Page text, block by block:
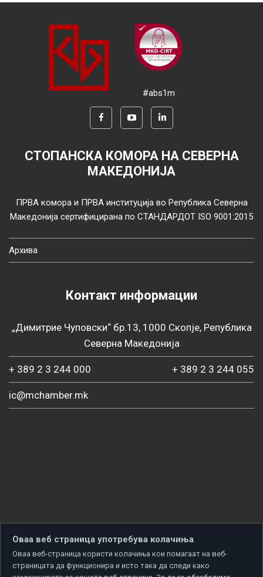
#abs1m
СТОПАНСКА КОМОРА НА СЕВЕРНА
МАКЕДОНИЈА
ПРВА комора и ПРВА институција во Република Северна
Македонија сертифицирана по СТАНДАРДОТ ISO 9001:2015
Архива
Контакт информации
„Димитрие Чуповски“ бр.13, 1000 Скопје, Република
Северна Македонија
+ 389 2 3 244 000 + 389 2 3 244 055
ic@mchamber.mk
Оваа веб страница употребува колачиња
Оваа веб-страница користи колачиња кои помагаат на веб-
страницата да функционира и исто така да следи како